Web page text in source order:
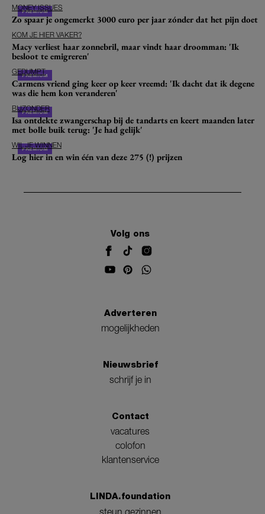
MONEY ISSUES
Zo spaar je ongemerkt 3000 euro per jaar zónder dat het pijn doet
KOM JE HIER VAKER?
Macy verliest haar zonnebril, maar vindt haar droomman: 'Ik
besloot te emigreren'
GEDUMPT
Carmens vriend ging keer op keer vreemd: 'Ik dacht dat ik degene
was die hem kon veranderen'
BIJZONDER
Isa ontdekte zwangerschap bij de tandarts en keert maanden later
met bolle buik terug: 'Je had gelijk'
WIL JE WINNEN
Log hier in en win één van deze 275 (!) prijzen
Volg ons
Adverteren
mogelijkheden
Nieuwsbrief
schrijf je in
Contact
vacatures
colofon
klantenservice
LINDA.foundation
steun gezinnen